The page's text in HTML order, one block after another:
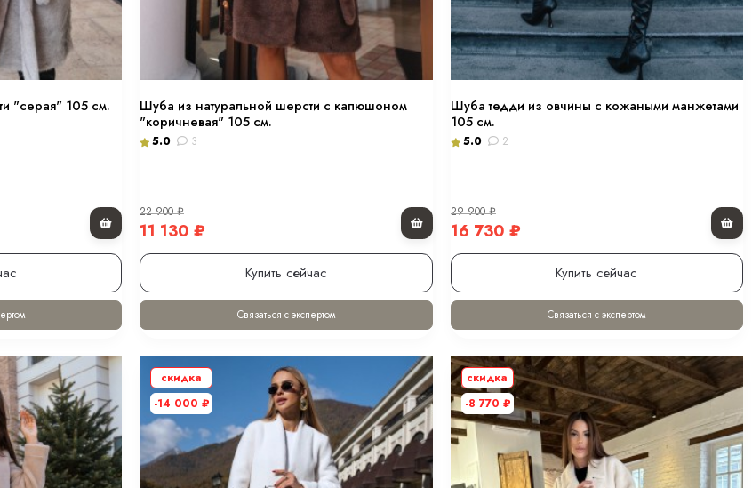
"серая" 105 см.
Шуба из натуральной шерсти с капюшоном
"коричневая" 105 см.
5.0 3
22 900₽
11 130₽
Купить сейчас
Связаться с экспертом
Шуба тедди из овчины с кожаными манжетами
105 см.
5.0 2
29 900₽
16 730 ₽
Купить сейчас
Связаться с экспертом
скидка
-14 000₽
скидка
-8 770 ₽
80 см.
“черный” 80 см.